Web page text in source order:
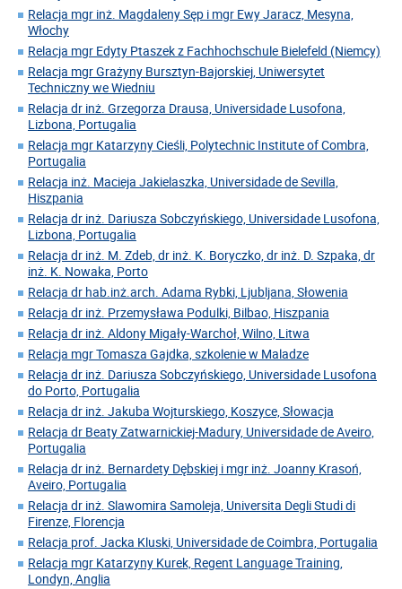
Relacja mgr inż. Magdaleny Sęp i mgr Ewy Jaracz, Mesyna,
Włochy
Relacja mgr Edyty Ptaszek z Fachhochschule Bielefeld (Niemcy)
Relacja mgr Grażyny Bursztyn-Bajorskiej, Uniwersytet
Techniczny we Wiedniu
Relacja dr inż. Grzegorza Drausa, Universidade Lusofona,
Lizbona, Portugalia
Relacja mgr Katarzyny Cieśli, Polytechnic Institute of Combra,
Portugalia
Relacja inż. Macieja Jakielaszka, Universidade de Sevilla,
Hiszpania
Relacja dr inż. Dariusza Sobczyńskiego, Universidade Lusofona,
Lizbona, Portugalia
Relacja dr inż. M. Zdeb, dr inż. K. Boryczko, dr inż. D. Szpaka, dr
inż. K. Nowaka, Porto
Relacja dr hab.inż.arch. Adama Rybki, Ljubljana, Słowenia
Relacja dr inż. Przemysława Podulki, Bilbao, Hiszpania
Relacja dr inż. Aldony Migały-Warchoł, Wilno, Litwa
Relacja mgr Tomasza Gajdka, szkolenie w Maladze
Relacja dr inż. Dariusza Sobczyńskiego, Universidade Lusofona
do Porto, Portugalia
Relacja dr inż. Jakuba Wojturskiego, Koszyce, Słowacja
Relacja dr Beaty Zatwarnickiej-Madury, Universidade de Aveiro,
Portugalia
Relacja dr inż. Bernardety Dębskiej i mgr inż. Joanny Krasoń,
Aveiro, Portugalia
Relacja dr inż. Slawomira Samoleja, Universita Degli Studi di
Firenze, Florencja
Relacja prof. Jacka Kluski, Universidade de Coimbra, Portugalia
Relacja mgr Katarzyny Kurek, Regent Language Training,
Londyn, Anglia